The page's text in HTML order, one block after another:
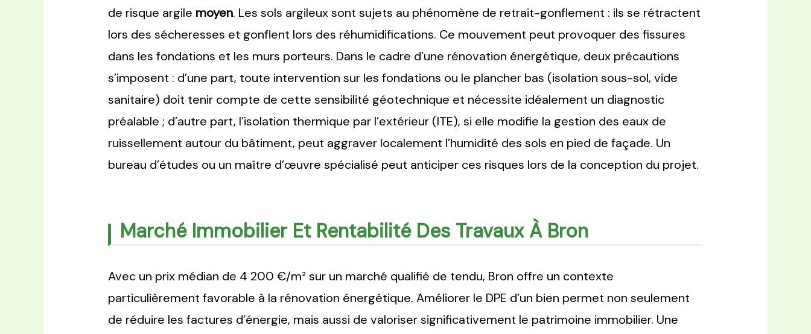
de risque argile moyen. Les sols argileux sont sujets au phénomène de retrait-gonflement : ils se rétractent
lors des sécheresses et gonflent lors des réhumidifications. Ce mouvement peut provoquer des fissures
dans les fondations et les murs porteurs. Dans le cadre d’une rénovation énergétique, deux précautions
s’imposent : d’une part, toute intervention sur les fondations ou le plancher bas (isolation sous-sol, vide
sanitaire) doit tenir compte de cette sensibilité géotechnique et nécessite idéalement un diagnostic
préalable ; d’autre part, l’isolation thermique par l’extérieur (ITE), si elle modifie la gestion des eaux de
ruissellement autour du bâtiment, peut aggraver localement l’humidité des sols en pied de façade. Un
bureau d’études ou un maître d’œuvre spécialisé peut anticiper ces risques lors de la conception du projet.
Marché Immobilier Et Rentabilité Des Travaux À Bron
Avec un prix médian de 4 200 €/m² sur un marché qualifié de tendu, Bron offre un contexte
particulièrement favorable à la rénovation énergétique. Améliorer le DPE d’un bien permet non seulement
de réduire les factures d’énergie, mais aussi de valoriser significativement le patrimoine immobilier. Une